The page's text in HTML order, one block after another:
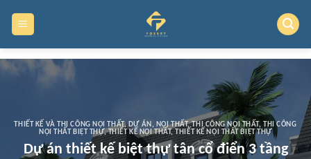
THIẾT KẾ VÀ THI CÔNG NỘI THẤT ,DỰ ÁN, NỘI THẤT,THI CÔNG NỘI THẤT,THI CÔNG
NỘI THẤT BIỆT THỰ,THIẾT KẾ NỘI THẤT,THIẾT KẾ NỘI THẤT BIỆT THỰ
Dự án thiết kế biệt thự tân cổ điển 3 tầng